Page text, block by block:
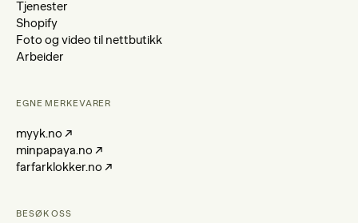
Tjenester
Shopify
Foto og video til nettbutikk
Arbeider
EGNE MERKEVARER
myyk.no ↗
minpapaya.no ↗
farfarklokker.no ↗
BESØK OSS